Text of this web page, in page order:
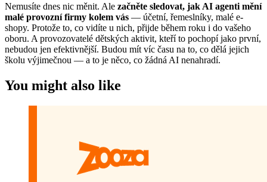
Nemusíte dnes nic měnit. Ale začněte sledovat, jak AI agenti mění
malé provozní firmy kolem vás — účetní, řemeslníky, malé e-
shopy. Protože to, co vidíte u nich, přijde během roku i do vašeho
oboru. A provozovatelé dětských aktivit, kteří to pochopí jako první,
nebudou jen efektivnější. Budou mít víc času na to, co dělá jejich
školu výjimečnou — a to je něco, co žádná AI nenahradí.
You might also like